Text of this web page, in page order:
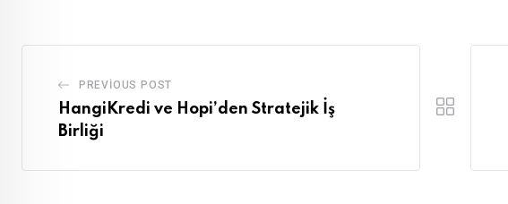
PREVIOUS POST
HangiKredi ve Hopi’den Stratejik İş
Birliği